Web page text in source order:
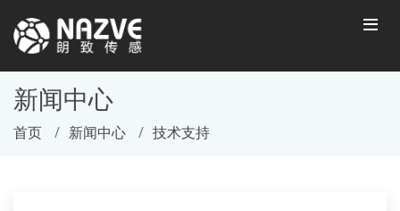
新闻中心
首页 新闻中心 技术支持